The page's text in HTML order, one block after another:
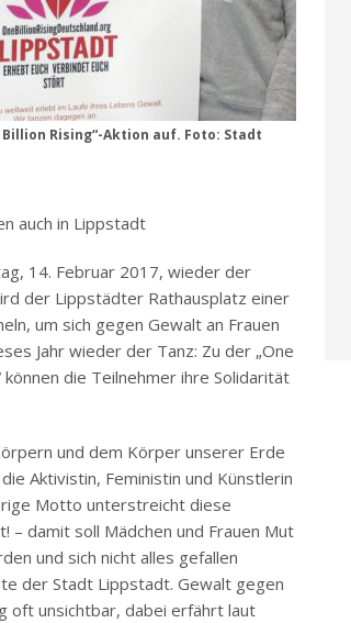
Rising“-Aktion auf. Foto: Stadt
auch in Lippstadt
14. Februar 2017, wieder der
der Lippstädter Rathausplatz einer
um sich gegen Gewalt an Frauen
Jahr wieder der Tanz: Zu der „One
können die Teilnehmer ihre Solidarität
und dem Körper unserer Erde
Aktivistin, Feministin und Künstlerin
Motto unterstreicht diese
– damit soll Mädchen und Frauen Mut
und sich nicht alles gefallen
der Stadt Lippstadt. Gewalt gegen
oft unsichtbar, dabei erfährt laut